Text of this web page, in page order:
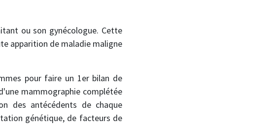
ou son gynécologue. Cette
apparition de maladie maligne
pour faire un 1er bilan de
mammographie complétée
des antécédents de chaque
génétique, de facteurs de